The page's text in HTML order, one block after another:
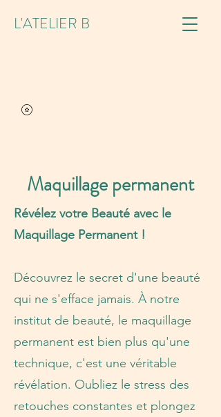
L'ATELIER B
Maquillage permanent
Révélez votre Beauté avec le
Maquillage Permanent !
Découvrez le secret d'une beauté
qui ne s'efface jamais. À notre
institut de beauté, le maquillage
permanent est bien plus qu'une
technique, c'est une véritable
révélation. Oubliez le stress des
retouches constantes et plongez